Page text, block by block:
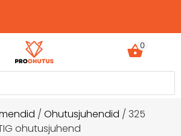
hetkel -50%
0
/ Ohutusjuhendid / 325
ohutusjuhend